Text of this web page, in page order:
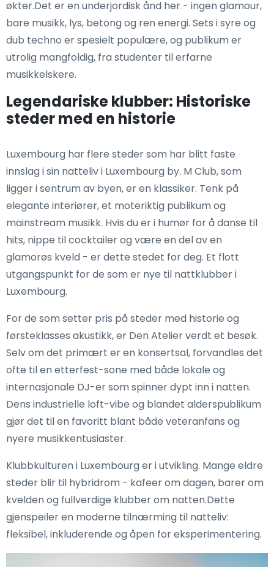
økter.Det er en underjordisk ånd her - ingen glamour,
bare musikk, lys, betong og ren energi. Sets i syre og
dub techno er spesielt populære, og publikum er
utrolig mangfoldig, fra studenter til erfarne
musikkelskere.
Legendariske klubber: Historiske
steder med en historie
Luxembourg har flere steder som har blitt faste
innslag i sin natteliv i Luxembourg by. M Club, som
ligger i sentrum av byen, er en klassiker. Tenk på
elegante interiører, et moteriktig publikum og
mainstream musikk. Hvis du er i humør for å danse til
hits, nippe til cocktailer og være en del av en
glamorøs kveld - er dette stedet for deg. Et flott
utgangspunkt for de som er nye til nattklubber i
Luxembourg.
For de som setter pris på steder med historie og
førsteklasses akustikk, er Den Atelier verdt et besøk.
Selv om det primært er en konsertsal, forvandles det
ofte til en etterfest-sone med både lokale og
internasjonale DJ-er som spinner dypt inn i natten.
Dens industrielle loft-vibe og blandet alderspublikum
gjør det til en favoritt blant både veteranfans og
nyere musikkentusiaster.
Klubbkulturen i Luxembourg er i utvikling. Mange eldre
steder blir til hybridrom - kafeer om dagen, barer om
kvelden og fullverdige klubber om natten.Dette
gjenspeiler en moderne tilnærming til natteliv:
fleksibel, inkluderende og åpen for eksperimentering.